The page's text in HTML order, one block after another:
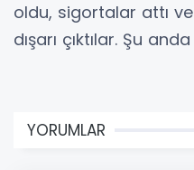
oldu, sigortalar attı
dışarı çıktılar. Şu
YORUMLAR